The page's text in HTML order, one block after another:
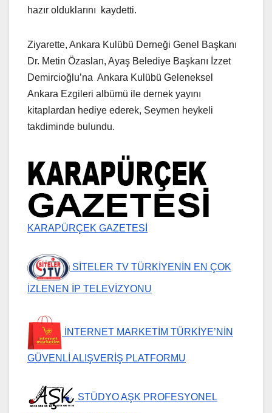
hazır olduklarını kaydetti.
Ziyarette, Ankara Kulübü Derneği Genel Başkanı
Dr. Metin Özaslan, Ayaş Belediye Başkanı İzzet
Demircioğlu’na Ankara Kulübü Geleneksel
Ankara Ezgileri albümü ile dernek yayını
kitaplardan hediye ederek, Seymen heykeli
takdiminde bulundu.
KARAPÜRÇEK GAZETESİ
SİTELER TV TÜRKİYENİN EN ÇOK
İZLENEN İP TELEVİZYONU
İNTERNET MARKETİM TÜRKİYE’NİN
GÜVENLİ ALIŞVERİŞ PLATFORMU
STÜDYO AŞK PROFESYONEL